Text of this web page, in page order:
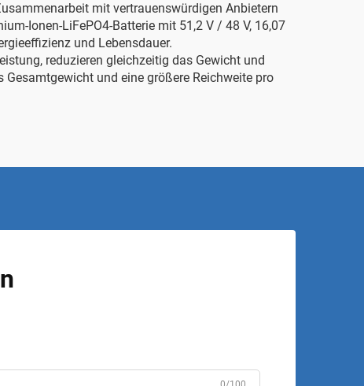
mit vertrauenswürdigen Anbietern
Ionen-LiFePO4-Batterie mit 51,2 V / 48 V, 16,07
und Lebensdauer.
reduzieren gleichzeitig das Gewicht und
und eine größere Reichweite pro